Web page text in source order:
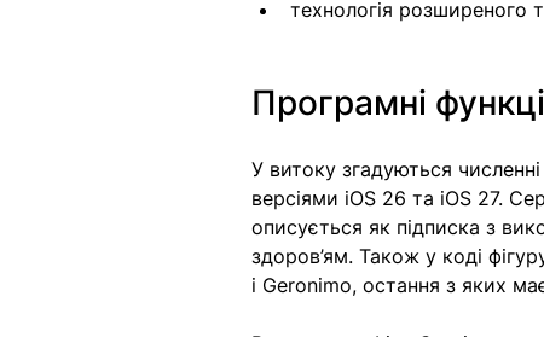
технологія розширеного
Програмні
У витоку згадуються
версіями iOS 26 та iOS 27.
описується як підписка з
здоров’ям. Також у коді
і Geronimo, остання з яких